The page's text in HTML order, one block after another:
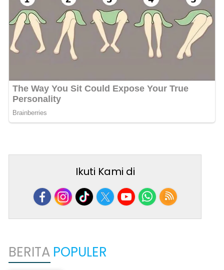
Ikuti Kami di
BERITA POPULER